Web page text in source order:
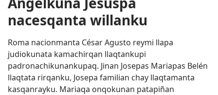
nacesqanta willanku
Roma nacionmanta César Agusto reymi llapa
judiokunata kamachirqan llaqtankupi
padronachikunankupaq. Jinan Josepas Mariapas Belén
llaqtata rirqanku, Josepa familian chay llaqtamanta
kasqanrayku. Mariaqa onqokunan patapiñan